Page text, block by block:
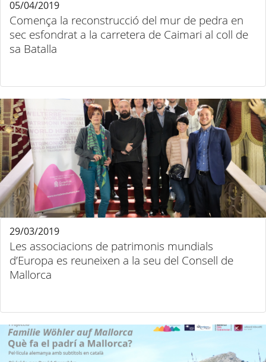
Comença la reconstrucció del mur de pedra en
sec esfondrat a la carretera de Caimari al coll de
sa Batalla
05/04/2019
Les associacions de patrimonis mundials
d’Europa es reuneixen a la seu del Consell de
Mallorca
29/03/2019